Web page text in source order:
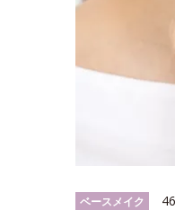
ベースメイク